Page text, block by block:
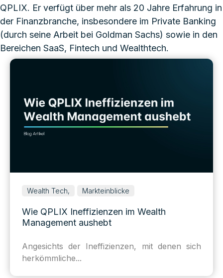
QPLIX. Er verfügt über mehr als 20 Jahre Erfahrung in
der Finanzbranche, insbesondere im Private Banking
(durch seine Arbeit bei Goldman Sachs) sowie in den
Bereichen SaaS, Fintech und Wealthtech.
Wealth Tech, Markteinblicke
Wie QPLIX Ineffizienzen im Wealth
Management aushebt
Angesichts der Ineffizienzen, mit denen sich
herkömmliche...